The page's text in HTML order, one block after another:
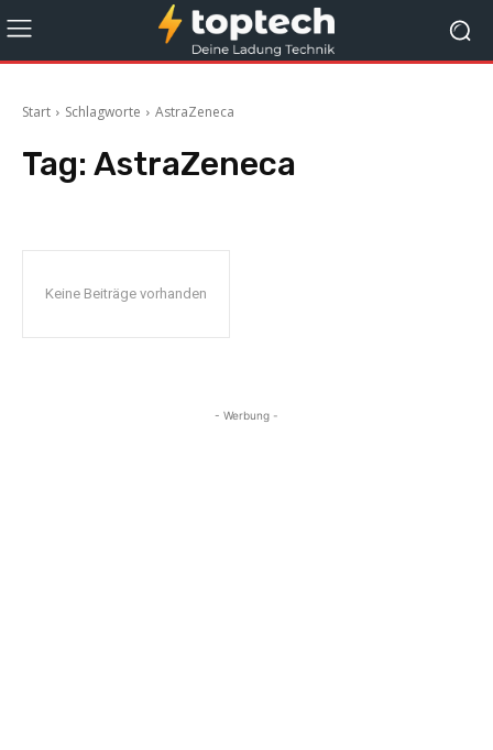
Start Schlagworte AstraZeneca
Tag: AstraZeneca
Keine Beiträge vorhanden
- Werbung -